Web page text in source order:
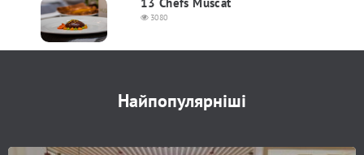
3080
Найпопулярніші